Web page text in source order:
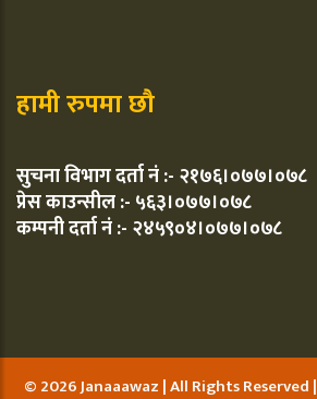
हामी रुपमा छौ
सुचना विभाग दर्ता नं :- २१७६।०७७।०७८
प्रेस काउन्सील :- ५६३।०७७।०७८
कम्पनी दर्ता नं :- २४५९०४।०७७।०७८
© 2026 Janaaawaz | All Rights Reserved |